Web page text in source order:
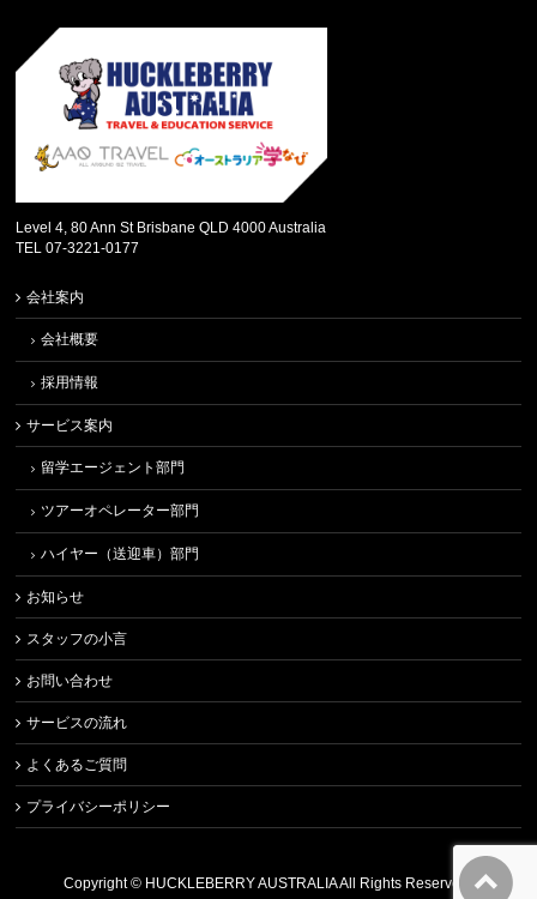
Level 4, 80 Ann St Brisbane QLD 4000 Australia
TEL 07-3221-0177
会社案内
会社概要
採用情報
サービス案内
留学エージェント部門
ツアーオペレーター部門
ハイヤー（送迎車）部門
お知らせ
スタッフの小言
お問い合わせ
サービスの流れ
よくあるご質問
プライバシーポリシー
Copyright © HUCKLEBERRY AUSTRALIAAll Rights Reserved.